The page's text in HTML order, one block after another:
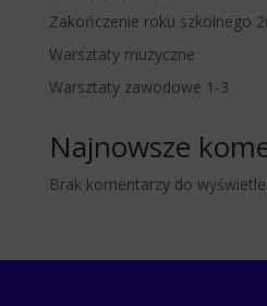
Zakończenie roku szkolnego
Warsztaty muzyczne
Warsztaty zawodowe 1-3
Najnowsze
Brak komentarzy do